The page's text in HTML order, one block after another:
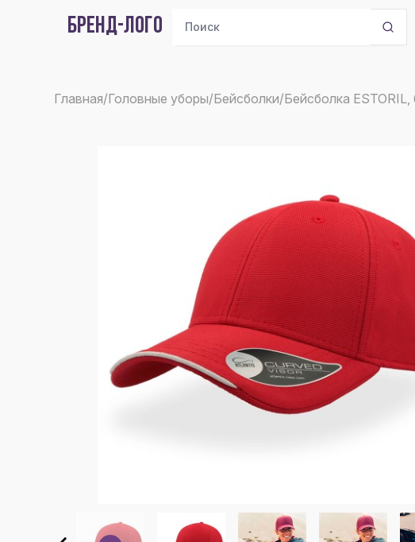
БРЕНД-ЛОГО
Главная/Головные уборы/Бейсболки/Бейсболка ESTORIL,